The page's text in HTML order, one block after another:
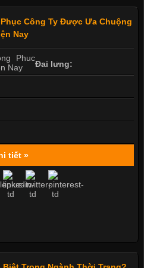
Công Ty Được Ưa Chuộng
Nay
Đai lưng:
tiết »